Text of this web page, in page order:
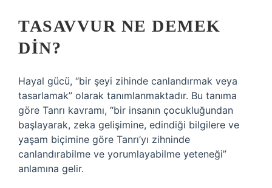
TASAVVUR NE DEMEK
DIN?
Hayal gücü, “bir şeyi zihinde canlandırmak veya
tasarlamak” olarak tanımlanmaktadır. Bu tanıma
göre Tanrı kavramı, “bir insanın çocukluğundan
başlayarak, zeka gelişimine, edindiği bilgilere ve
yaşam biçimine göre Tanrı’yı ​​zihninde
canlandırabilme ve yorumlayabilme yeteneği”
anlamına gelir.